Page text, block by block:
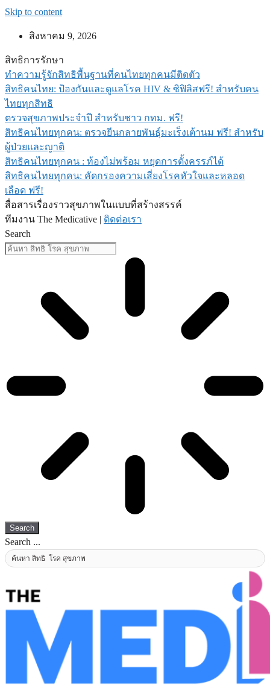
Skip to content
สิงหาคม 9, 2026
สิทธิการรักษา
ทำความรู้จักสิทธิพื้นฐานที่คนไทยทุกคนมีติดตัว
สิทธิคนไทย: ป้องกันและดูแลโรค HIV & ซิฟิลิสฟรี! สำหรับคน
ไทยทุกสิทธิ
ตรวจสุขภาพประจำปี สำหรับชาว กทม. ฟรี!
สิทธิคนไทยทุกคน: ตรวจยีนกลายพันธุ์มะเร็งเต้านม ฟรี! สำหรับ
ผู้ป่วยและญาติ
สิทธิคนไทยทุกคน : ท้องไม่พร้อม หยุดการตั้งครรภ์ได้
สิทธิคนไทยทุกคน: คัดกรองความเสี่ยงโรคหัวใจและหลอด
เลือด ฟรี!
สื่อสารเรื่องราวสุขภาพในแบบที่สร้างสรรค์
ทีมงาน The Medicative | ติดต่อเรา
Search
Search
Search ...